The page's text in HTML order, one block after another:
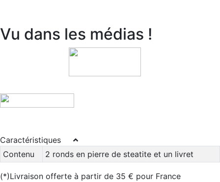
Vu dans les médias !
Caractéristiques
Contenu
2 ronds en pierre de steatite et un livret
(*)Livraison offerte à partir de 35 € pour France